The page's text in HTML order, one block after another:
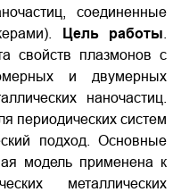
соединенные
Цель работы
свойств плазмонов с
и двумерных
наночастиц.
периодических систем
подход. Основные
модель применена к
металлических